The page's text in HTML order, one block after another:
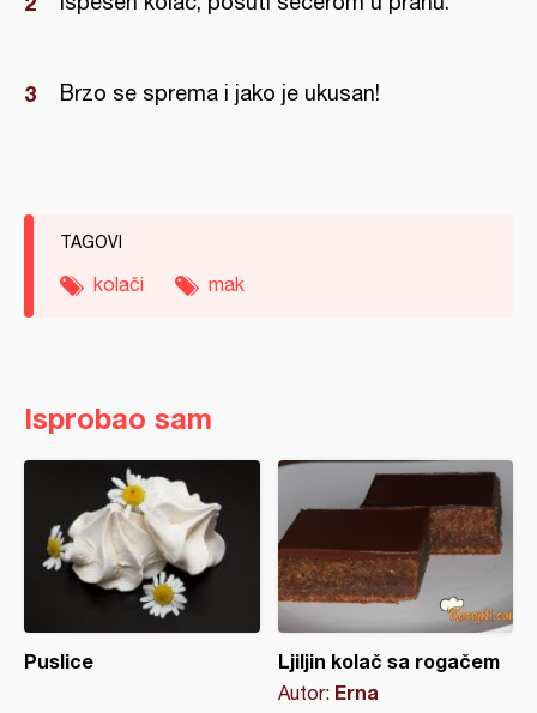
Brzo se sprema i jako je ukusan!
TAGOVI
kolači mak
Isprobao sam
Puslice Ljiljin kolač sa rogačem
Autor: Erna